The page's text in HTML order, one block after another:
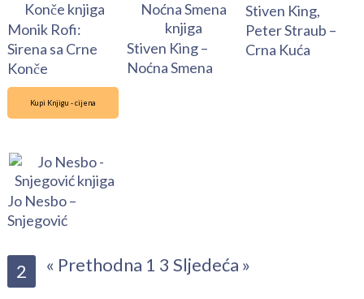
Monik Rofi:
Sirena sa Crne
Konče
Stiven King –
Noćna Smena
Stiven King,
Peter Straub –
Crna Kuća
Kupi Knjigu - cijena
Jo Nesbo –
Snjegović
« Prethodna 1
2 3 Sljedeća »